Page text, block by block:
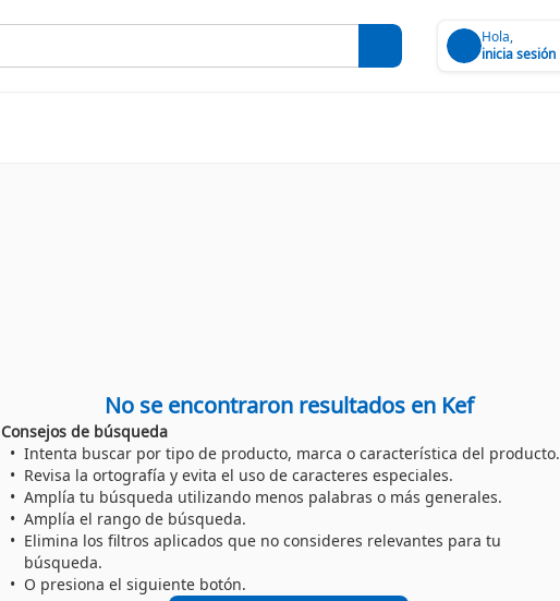
Hola,
inicia sesión
No se encontraron resultados en Kef
Consejos de búsqueda
Intenta buscar por tipo de producto, marca o característica del producto.
Revisa la ortografía y evita el uso de caracteres especiales.
Amplía tu búsqueda utilizando menos palabras o más generales.
Amplía el rango de búsqueda.
Elimina los filtros aplicados que no consideres relevantes para tu
búsqueda.
O presiona el siguiente botón.